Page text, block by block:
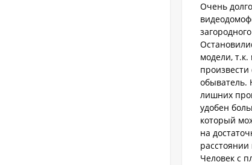
Очень
модели,
обыватель.
лишних
удобен
который
на
Человек с